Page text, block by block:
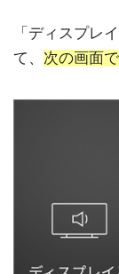
「ディスプレ
て、 次の画面